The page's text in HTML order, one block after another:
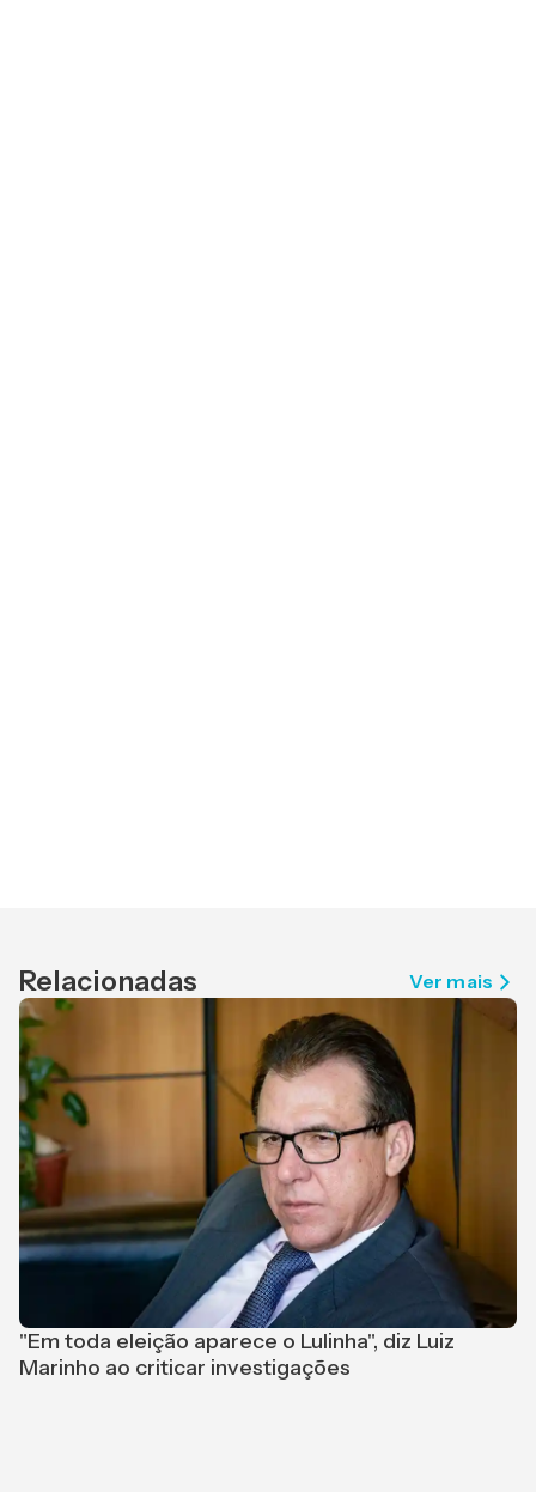
Relacionadas Ver mais
"Em toda eleição aparece o Lulinha", diz Luiz
Marinho ao criticar investigações